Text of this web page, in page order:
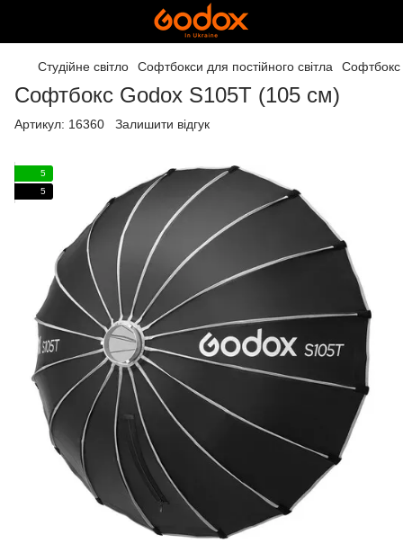
Студійне світло Софтбокси для постійного світла
Софтбокс Godox S105T (105 cм)
Артикул: 16360 Залишити відгук
5
5